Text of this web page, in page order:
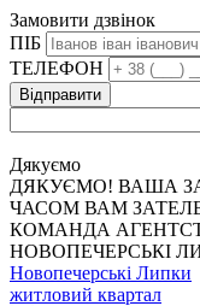
Замовити дзвінок
ПІБ
ТЕЛЕФОН
Дякуємо
ДЯКУЄМО! ВАША
ЧАСОМ ВАМ
КОМАНДА
НОВОПЕЧЕРСЬКІ
Новопечерські Липки
житловий квартал